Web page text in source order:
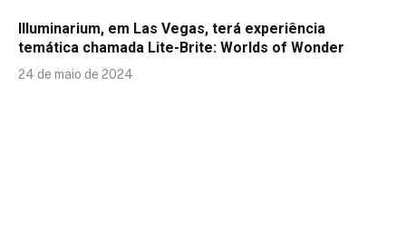
Illuminarium, em Las Vegas, terá experiência
temática chamada Lite-Brite: Worlds of Wonder
24 de maio de 2024